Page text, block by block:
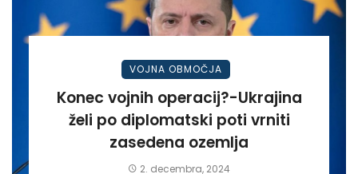
VOJNA OBMOČJA
Konec vojnih operacij?-Ukrajina
želi po diplomatski poti vrniti
zasedena ozemlja
2. decembra, 2024